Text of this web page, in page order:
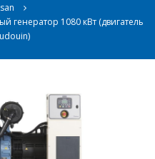
генератор 1080 кВт (двигатель